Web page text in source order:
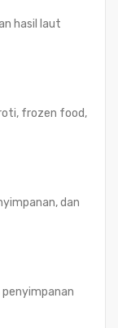
hasil laut
frozen food,
dan
penyimpanan